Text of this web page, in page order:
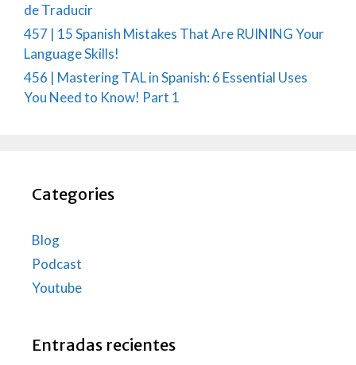
de Traducir
457 | 15 Spanish Mistakes That Are RUINING Your
Language Skills!
456 | Mastering TAL in Spanish: 6 Essential Uses
You Need to Know! Part 1
Categories
Blog
Podcast
Youtube
Entradas recientes